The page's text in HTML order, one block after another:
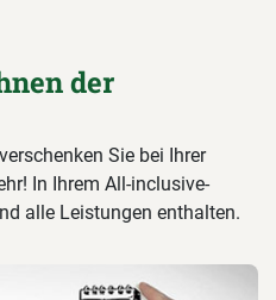
der
Sie bei Ihrer
In Ihrem All-inclusive-
alle Leistungen enthalten.